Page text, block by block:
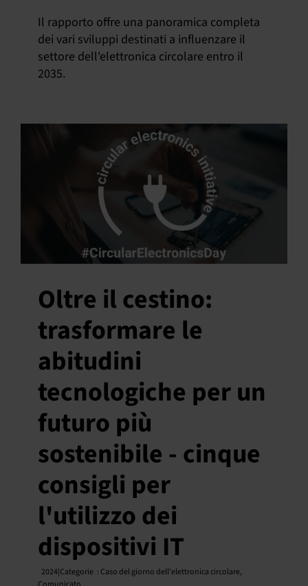
Il rapporto offre una panoramica completa
dei vari sviluppi destinati a influenzare il
settore dell'elettronica circolare entro il
2035.
Oltre il cestino:
trasformare le
abitudini
tecnologiche per un
futuro più
sostenibile - cinque
consigli per
l'utilizzo dei
dispositivi IT
2024|Categorie : Caso del giorno dell'elettronica circolare,